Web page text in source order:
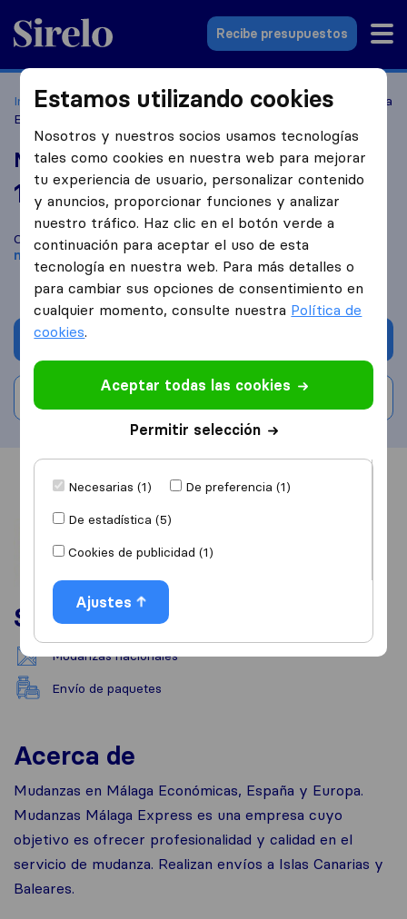
Sirelo.es
Recibe presupuestos
Inicio Empresas de mudanzas Málaga
Mudanzas Malaga
Express
Mudanzas Malaga Express
10,0 basado en 2
reseñas de Sirelo y Google
Compara Mudanzas Malaga Express con otrasempresas de
mudanzasdeMálaga
Escribe una valoración
Información Valoraciones
Servicios
Mudanzas nacionales
Envío de paquetes
Acerca de
Mudanzas en Málaga Económicas, España y Europa.
Mudanzas Málaga Express es una empresa cuyo
objetivo es ofrecer profesionalidad y calidad en el
servicio de mudanza. Realizan envíos a Islas Canarias y
Baleares.
Estamos utilizando cookies
Nosotros y nuestros socios usamos tecnologías
tales como cookies en nuestra web para mejorar
tu experiencia de usuario, personalizar contenido
y anuncios, proporcionar funciones y analizar
nuestro tráfico. Haz clic en el botón verde a
continuación para aceptar el uso de esta
tecnología en nuestra web. Para más detalles o
para cambiar sus opciones de consentimiento en
cualquier momento, consulte nuestra Política de
cookies.
Aceptar todas las cookies
Permitir selección
Necesarias (1)
De preferencia (1)
De estadística (5)
Cookies de publicidad (1)
Ajustes